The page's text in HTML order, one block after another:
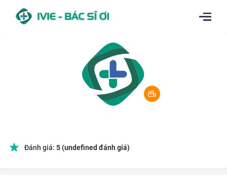
Đánh giá: 5(undefined đánh giá)